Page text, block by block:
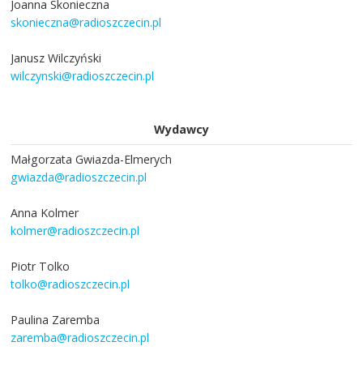
Joanna Skonieczna
skonieczna@radioszczecin.pl
Janusz Wilczyński
wilczynski@radioszczecin.pl
Wydawcy
Małgorzata Gwiazda-Elmerych
gwiazda@radioszczecin.pl
Anna Kolmer
kolmer@radioszczecin.pl
Piotr Tolko
tolko@radioszczecin.pl
Paulina Zaremba
zaremba@radioszczecin.pl